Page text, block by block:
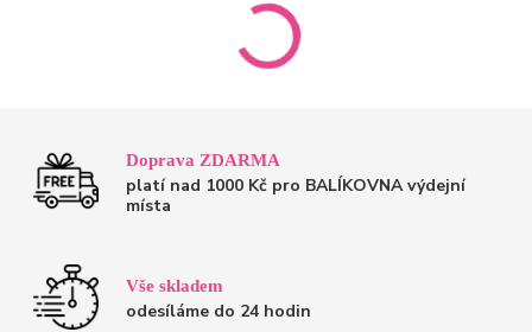
Doprava ZDARMA
platí nad 1000 Kč pro BALÍKOVNA výdejní
místa
Vše skladem
odesíláme do 24 hodin